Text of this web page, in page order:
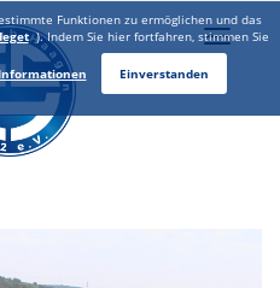
Toggle
Funktionen zu ermöglichen und das
). Indem Sie hier fortfahren, stimmen Sie
Einverstanden